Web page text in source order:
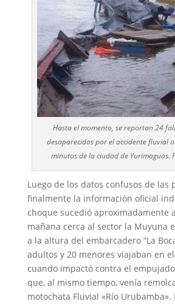
Hasta el momento, se reportan 24
desaparecidos por el accidente fluvial
minutos de la ciudad de Yurimaguas.
Luego de los datos confusos de las
finalmente la información oficial
choque sucedió aproximadamente
mañana cerca al sector la Muyuna
a la altura del embarcadero “La
adultos y 20 menores viajaban en el
cuando impactó contra el
que, al mismo tiempo, venía
motochata Fluvial «Río Urubamba».